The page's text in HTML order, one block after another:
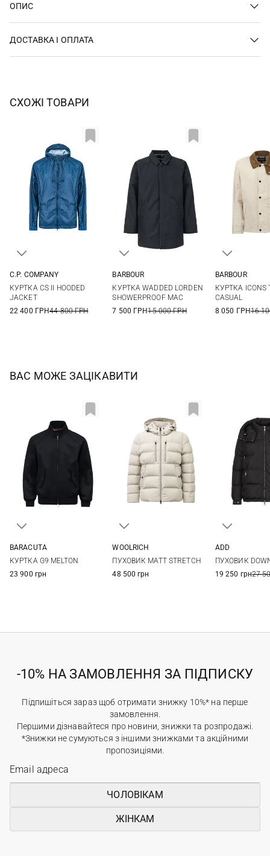
ОПИС
ДОСТАВКА І ОПЛАТА
СХОЖІ ТОВАРИ
52
C.P. COMPANY
КУРТКА CS II HOODED
JACKET
22 400 ГРН44 800 ГРН
BARBOUR
КУРТКА WADDED LORDEN
SHOWERPROOF MAC
7 500 ГРН15 000 ГРН
BARBOUR
КУРТКА ICONS
CASUAL
8 050 ГРН16
ВАС МОЖЕ ЗАЦІКАВИТИ
BARACUTA
КУРТКА G9 MELTON
23 900 грн
WOOLRICH
ПУХОВИК MATT STRETCH
48 500 грн
ADD
ПУХОВИК
19 250 грн27
-10% НА ЗАМОВЛЕННЯ ЗА ПІДПИСКУ
Підпишіться зараз щоб отримати знижку 10%* на перше
замовлення.
Першими дізнавайтеся про новини, знижки та розпродажі.
*Знижки не сумуються з іншими знижками та акційними
пропозиціями.
ЧОЛОВІКАМ
ЖІНКАМ